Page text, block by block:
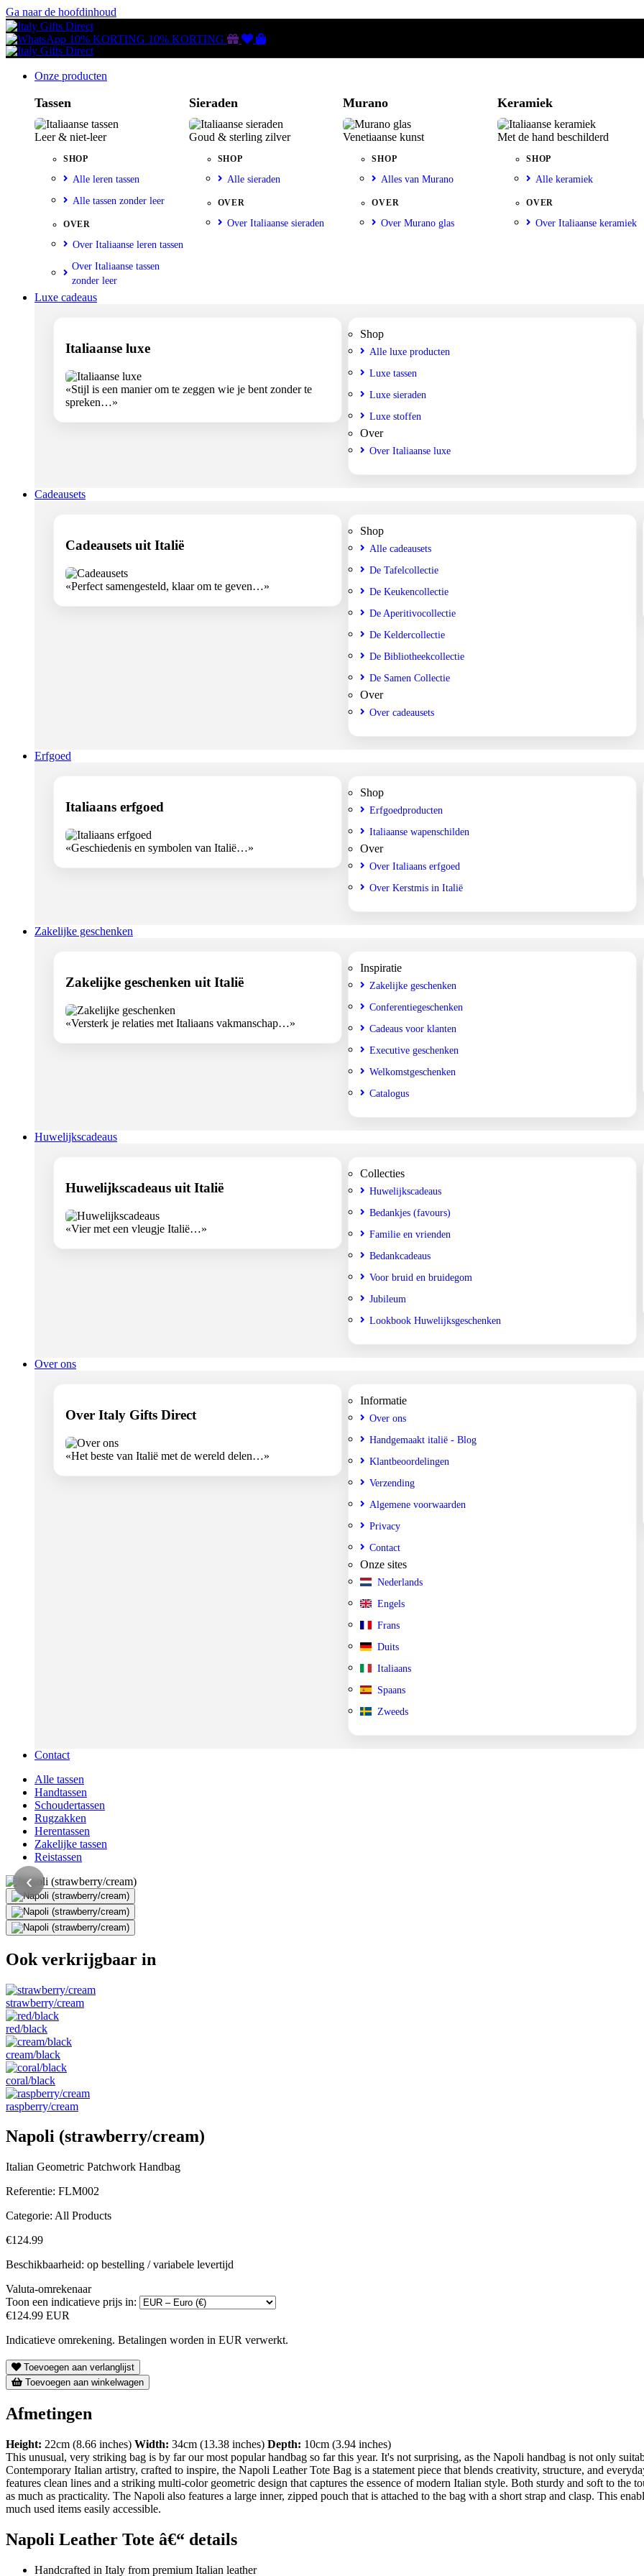
Ga naar de hoofdinhoud
10% KORTING 10% KORTING Gutscheine
Wunschliste
Warenkorb
Onze producten
Tassen
Leer & niet-leer
SHOP
Alle leren tassen
Alle tassen zonder leer
OVER
Over Italiaanse leren tassen
Over Italiaanse tassen
zonder leer
Sieraden
Goud & sterling zilver
SHOP
Alle sieraden
OVER
Over Italiaanse sieraden
Murano
Venetiaanse kunst
SHOP
Alles van Murano
OVER
Over Murano glas
Keramiek
Met de hand beschilderd
SHOP
Alle keramiek
OVER
Over Italiaanse keramiek
Luxe cadeaus
Italiaanse luxe
«Stijl is een manier om te zeggen wie je bent zonder te
spreken…»
Shop
Alle luxe producten
Luxe tassen
Luxe sieraden
Luxe stoffen
Over
Over Italiaanse luxe
Cadeausets
Cadeausets uit Italië
«Perfect samengesteld, klaar om te geven…»
Shop
Alle cadeausets
De Tafelcollectie
De Keukencollectie
De Aperitivocollectie
De Keldercollectie
De Bibliotheekcollectie
De Samen Collectie
Over
Over cadeausets
Erfgoed
Italiaans erfgoed
«Geschiedenis en symbolen van Italië…»
Shop
Erfgoedproducten
Italiaanse wapenschilden
Over
Over Italiaans erfgoed
Over Kerstmis in Italië
Zakelijke geschenken
Zakelijke geschenken uit Italië
«Versterk je relaties met Italiaans vakmanschap…»
Inspiratie
Zakelijke geschenken
Conferentiegeschenken
Cadeaus voor klanten
Executive geschenken
Welkomstgeschenken
Catalogus
Huwelijkscadeaus
Huwelijkscadeaus uit Italië
«Vier met een vleugje Italië…»
Collecties
Huwelijkscadeaus
Bedankjes (favours)
Familie en vrienden
Bedankcadeaus
Voor bruid en bruidegom
Jubileum
Lookbook Huwelijksgeschenken
Over ons
Over Italy Gifts Direct
«Het beste van Italië met de wereld delen…»
Informatie
Over ons
Handgemaakt italië - Blog
Klantbeoordelingen
Verzending
Algemene voorwaarden
Privacy
Contact
Onze sites
Nederlands
Engels
Frans
Duits
Italiaans
Spaans
Zweeds
Contact
Alle tassen
Handtassen
Schoudertassen
Rugzakken
Herentassen
Zakelijke tassen
Reistassen
‹
Ook verkrijgbaar in
strawberry/cream
red/black
cream/black
coral/black
raspberry/cream
Napoli (strawberry/cream)
Italian Geometric Patchwork Handbag
Referentie: FLM002
Categorie: All Products
€124.99
Beschikbaarheid: op bestelling / variabele levertijd
Valuta-omrekenaar
Toon een indicatieve prijs in:
€124.99 EUR
Indicatieve omrekening. Betalingen worden in EUR verwerkt.
Toevoegen aan verlanglijst
Toevoegen aan winkelwagen
Afmetingen
Height: 22cm (8.66 inches) Width: 34cm (13.38 inches) Depth: 10cm (3.94 inches)
This unusual, very striking bag is by far our most popular handbag so far this year. It's not surprising, as the Napoli handbag is not only
Contemporary Italian artistry, crafted to inspire, the Napoli Leather Tote Bag is a statement piece that blends creativity, structure, and
features clean lines and a striking multi-color geometric design that captures the essence of modern Italian style. Both sturdy and soft to
as much as practicality. The Napoli also features a large inner, zipped pouch that is attached to the bag with a short strap and clasp. This
much used items easily accessible.
Napoli Leather Tote â€“ details
Handcrafted in Italy from premium Italian leather